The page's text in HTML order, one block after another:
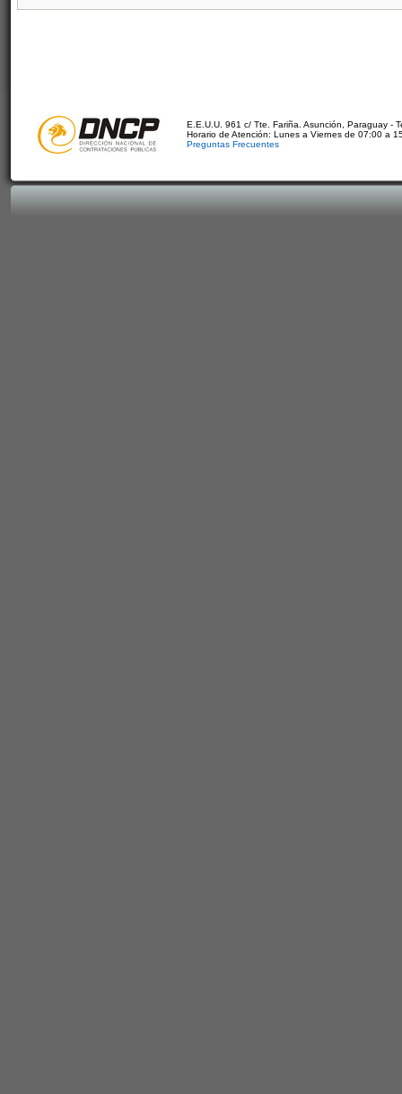
E.E.U.U. 961 c/ Tte. Fariña. Asunción, Paraguay -
Horario de Atención: Lunes a Viernes de 07:00 a
Preguntas Frecuentes